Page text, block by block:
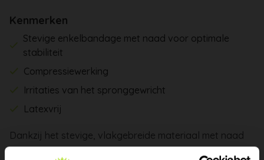
Kenmerken
Stevige enkelbandage met naad voor optimale
stabiliteit
Compressiewerking
Irritaties van het spronggewricht
Latexvrij
Dankzij het stevige, vlakgebreide materiaal met naad
biedt deze bandage een effectieve stabilisatie, terwijl